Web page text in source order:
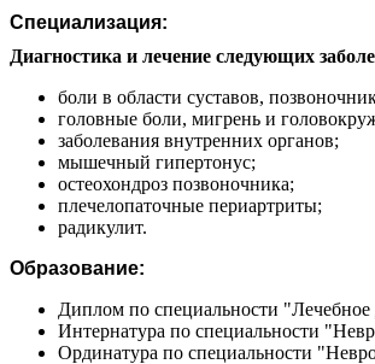
Специализация:
Диагностика и лечение следующих
боли в области суставов,
головные боли, мигрень и
заболевания внутренних органов;
мышечный гипертонус;
остеохондроз позвоночника;
плечелопаточные периартриты;
радикулит.
Образование:
Диплом по специальности
Интернатура по специальности
Ординатура по специальности